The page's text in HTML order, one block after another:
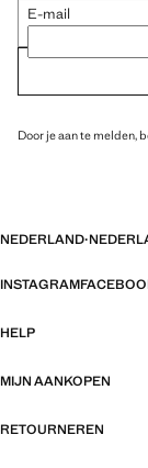
E-mail
Door je aan te melden,
NEDERLAND·
INSTAGRAM
HELP
MIJN AANKOPEN
RETOURNEREN